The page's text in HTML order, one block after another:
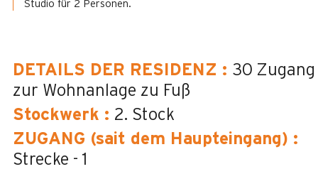
Studio für 2 Personen.
DETAILS DER RESIDENZ : 30 Zugang
zur Wohnanlage zu Fuß
Stockwerk : 2. Stock
ZUGANG (sait dem Haupteingang) :
Strecke - 1